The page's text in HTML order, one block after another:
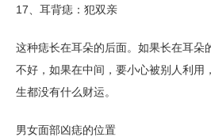
17、耳背痣：犯双亲
这种痣长在耳朵的后面。如果长在耳朵
不好，如果在中间，要小心被别人利用
生都没有什么财运。
男女面部凶痣的位置